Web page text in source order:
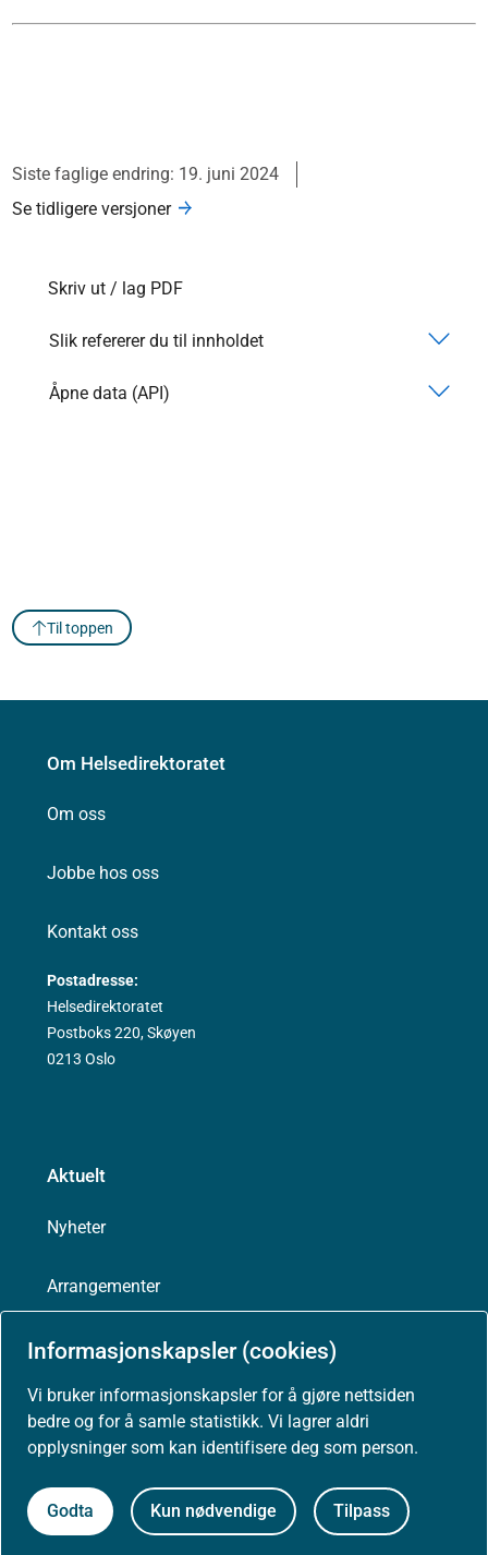
Informasjonskapsler (cookies)
Vi bruker informasjonskapsler for å gjøre nettsiden
bedre og for å samle statistikk. Vi lagrer aldri
opplysninger som kan identifisere deg som person.
Godta Kun nødvendige Tilpass
Siste faglige endring: 19. juni 2024
Se tidligere versjoner
Skriv ut / lag PDF
Slik refererer du til innholdet
Åpne data (API)
Til toppen
Om Helsedirektoratet
Om oss
Jobbe hos oss
Kontakt oss
Postadresse:
Helsedirektoratet
Postboks 220, Skøyen
0213 Oslo
Aktuelt
Nyheter
Arrangementer
Høringer
Presse
Om nettstedet